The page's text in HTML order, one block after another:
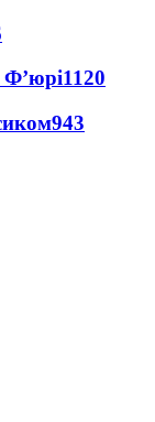
Ф’юрі1120
943